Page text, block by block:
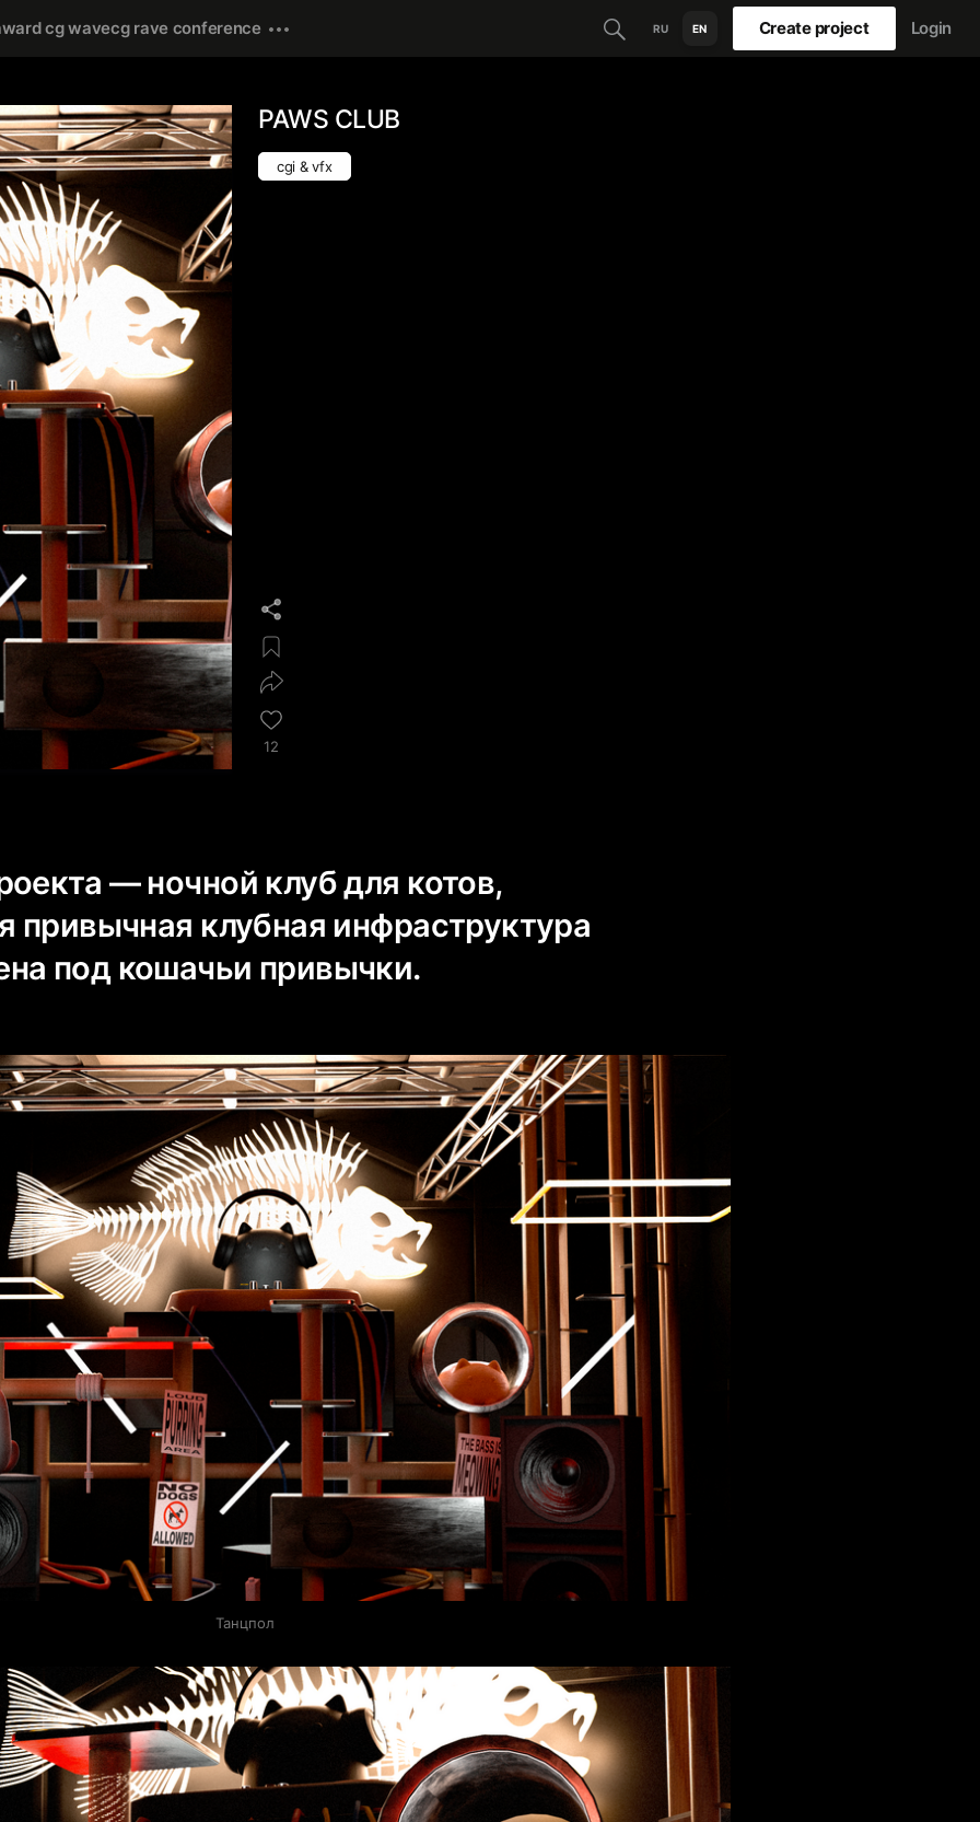
cg wavecg rave conference RU EN Create project Login
PAWS CLUB
cgi & vfx
12
— ночной клуб для котов,
привычная клубная инфраструктура
под кошачьи привычки.
Танцпол